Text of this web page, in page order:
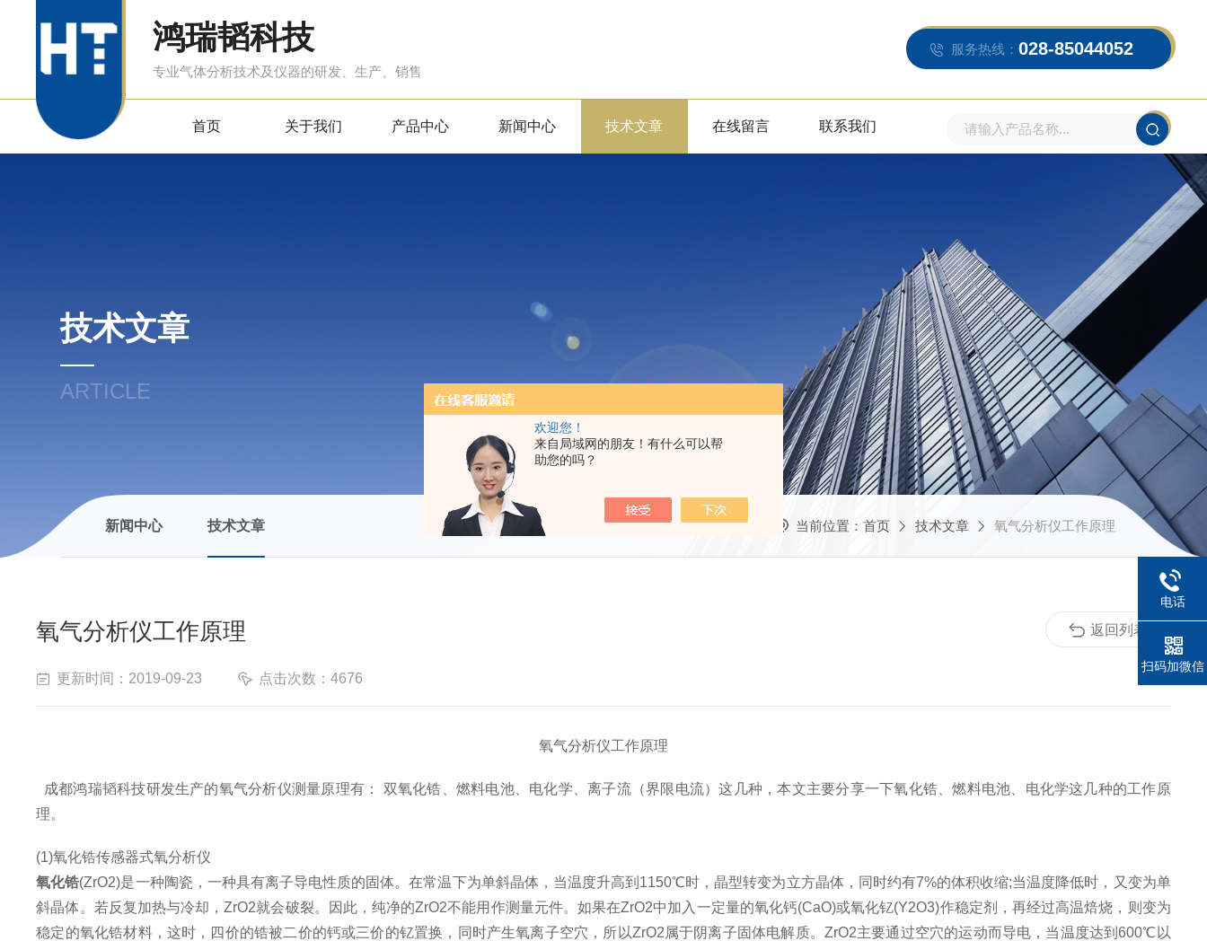
欢迎您！
来自局域网的朋友！有什么可以帮
助您的吗？
鸿瑞韬科技
专业气体分析技术及仪器的研发、生产、销售
服务热线： 028-85044052
首页 关于我们 产品中心 新闻中心 技术文章 在线留言 联系我们
技术文章
ARTICLE
新闻中心 技术文章 当前位置： 首页 技术文章 氧气分析仪工作原理
氧气分析仪工作原理
更新时间：2019-09-23 点击次数：4676
氧气分析仪工作原理
成都鸿瑞韬科技研发生产的氧气分析仪测量原理有： 双氧化锆、燃料电池、电化学、离子流（界限电流）这几种，本文主要分享一下氧化锆、燃料电池、电化学这几种的工作原
理。
(1)氧化锆传感器式氧分析仪
氧化锆(ZrO2)是一种陶瓷，一种具有离子导电性质的固体。在常温下为单斜晶体，当温度升高到1150℃时，晶型转变为立方晶体，同时约有7%的体积收缩;当温度降低时，又变为单
斜晶体。若反复加热与冷却，ZrO2就会破裂。因此，纯净的ZrO2不能用作测量元件。如果在ZrO2中加入一定量的氧化钙(CaO)或氧化钇(Y2O3)作稳定剂，再经过高温焙烧，则变为
稳定的氧化锆材料，这时，四价的锆被二价的钙或三价的钇置换，同时产生氧离子空穴，所以ZrO2属于阴离子固体电解质。ZrO2主要通过空穴的运动而导电，当温度达到600℃以
返回列表
电话
扫码加微信